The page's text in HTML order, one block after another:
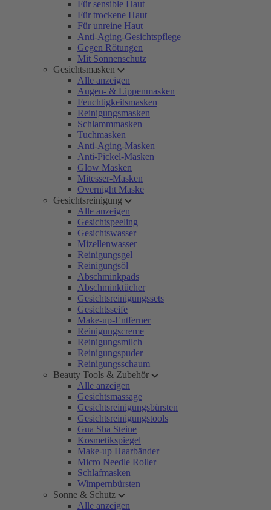
Für sensible Haut
Für trockene Haut
Für unreine Haut
Anti-Aging-Gesichtspflege
Gegen Rötungen
Mit Sonnenschutz
Gesichtsmasken
Alle anzeigen
Augen- & Lippenmasken
Feuchtigkeitsmasken
Reinigungsmasken
Schlammmasken
Tuchmasken
Anti-Aging-Masken
Anti-Pickel-Masken
Glow Masken
Mitesser-Masken
Overnight Maske
Gesichtsreinigung
Alle anzeigen
Gesichtspeeling
Gesichtswasser
Mizellenwasser
Reinigungsgel
Reinigungsöl
Abschminkpads
Abschminktücher
Gesichtsreinigungssets
Gesichtsseife
Make-up-Entferner
Reinigungscreme
Reinigungsmilch
Reinigungspuder
Reinigungsschaum
Beauty Tools & Zubehör
Alle anzeigen
Gesichtsmassage
Gesichtsreinigungsbürsten
Gesichtsreinigungstools
Gua Sha Steine
Kosmetikspiegel
Make-up Haarbänder
Micro Needle Roller
Schlafmasken
Wimpernbürsten
Sonne & Schutz
Alle anzeigen